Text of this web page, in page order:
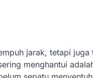
jarak, tetapi juga
menghantui